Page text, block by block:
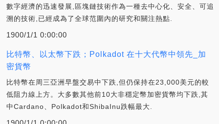
數字經濟的迅速發展,區塊鏈技術作為一種去中心化、安全、可追
溯的技術,已經成為了全球范圍內的研究和關注熱點.
1900/1/1 0:00:00
比特幣、以太幣下跌；Polkadot 在十大代幣中領先_加
密貨幣
比特幣在周三亞洲早盤交易中下跌,但仍保持在23,000美元的較
低阻力線上方。大多數其他前10大非穩定幣加密貨幣均下跌,其
中Cardano、Polkadot和ShibaInu跌幅最大.